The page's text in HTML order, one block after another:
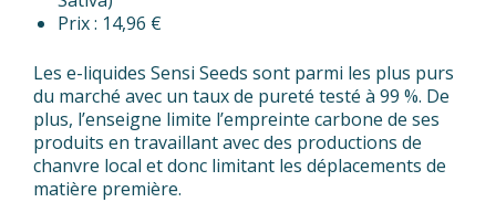
Prix : 14,96 €
Les e-liquides Sensi Seeds sont parmi les plus purs
du marché avec un taux de pureté testé à 99 %. De
plus, l’enseigne limite l’empreinte carbone de ses
produits en travaillant avec des productions de
chanvre local et donc limitant les déplacements de
matière première.